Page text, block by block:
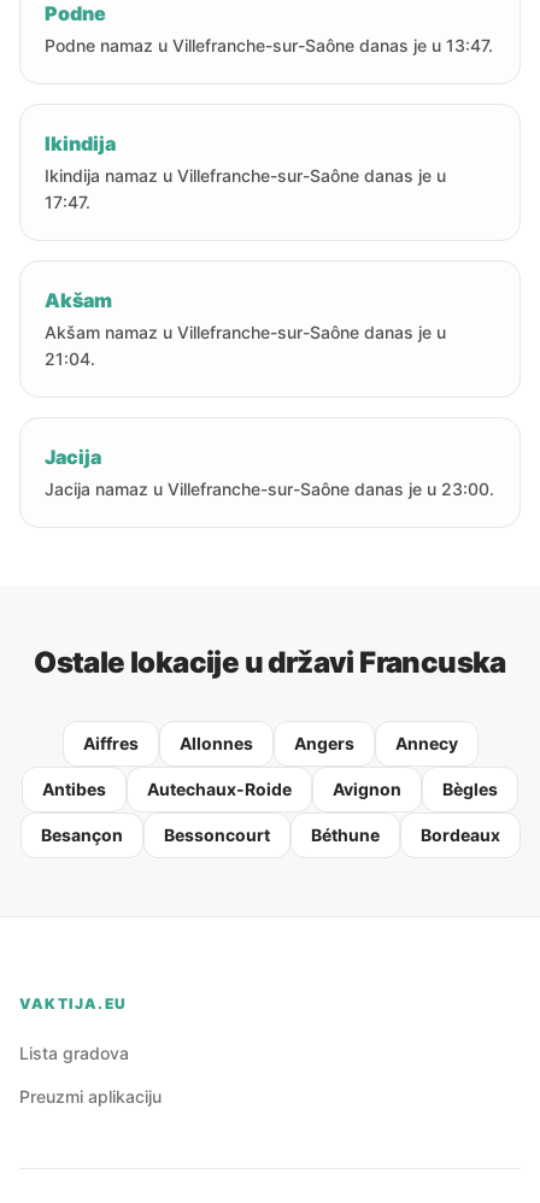
Podne
Podne namaz u Villefranche-sur-Saône danas je u 13:47.
Ikindija
Ikindija namaz u Villefranche-sur-Saône danas je u
17:47.
Akšam
Akšam namaz u Villefranche-sur-Saône danas je u
21:04.
Jacija
Jacija namaz u Villefranche-sur-Saône danas je u 23:00.
Ostale lokacije u državi Francuska
Aiffres Allonnes Angers Annecy
Antibes Autechaux-Roide Avignon Bègles
Besançon Bessoncourt Béthune Bordeaux
VAKTIJA.EU
Lista gradova
Preuzmi aplikaciju